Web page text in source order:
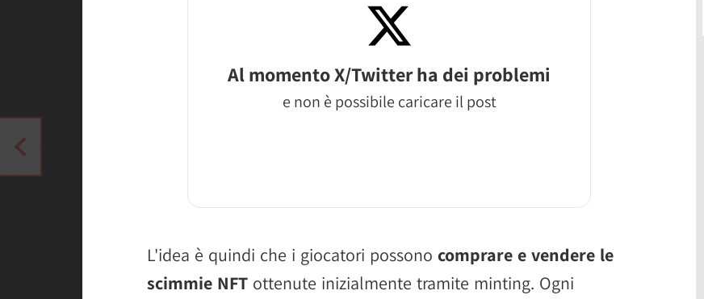
Al momento X/Twitter ha dei problemi
e non è possibile caricare il post
L'idea è quindi che i giocatori possono comprare e vendere le
scimmie NFT ottenute inizialmente tramite minting. Ogni